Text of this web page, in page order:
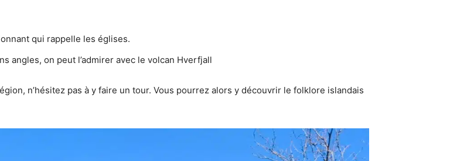
qui rappelle les églises.
angles, on peut l’admirer avec le volcan Hverfjall
n’hésitez pas à y faire un tour. Vous pourrez alors y découvrir le folklore islandais